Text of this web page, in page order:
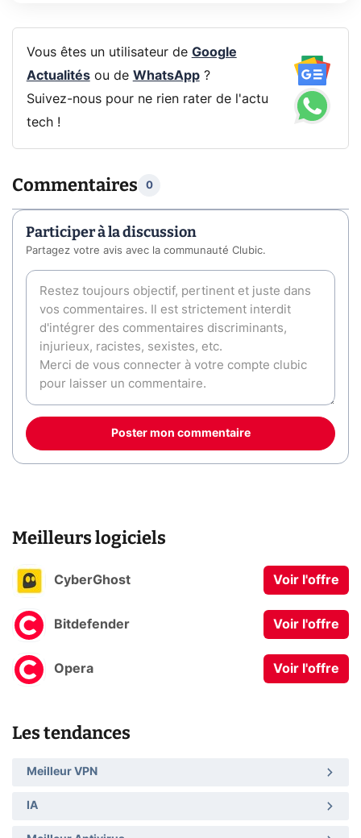
Vous êtes un utilisateur de Google
Actualitésou de WhatsApp?
Suivez-nous pour ne rien rater de l'actu
tech !
Commentaires 0
Participer à la discussion
Partagez votre avis avec la communauté Clubic.
Poster mon commentaire
Meilleurs logiciels
CyberGhost Voir l'offre
Bitdefender Voir l'offre
Opera Voir l'offre
Les tendances
Meilleur VPN
IA